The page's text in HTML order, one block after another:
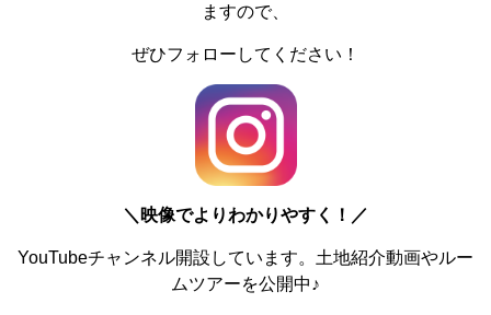
ますので、
ぜひフォローしてください！
＼ 映像でよりわかりやすく！／
YouTubeチャンネル開設しています。土地紹介動画やルー
ムツアーを公開中♪